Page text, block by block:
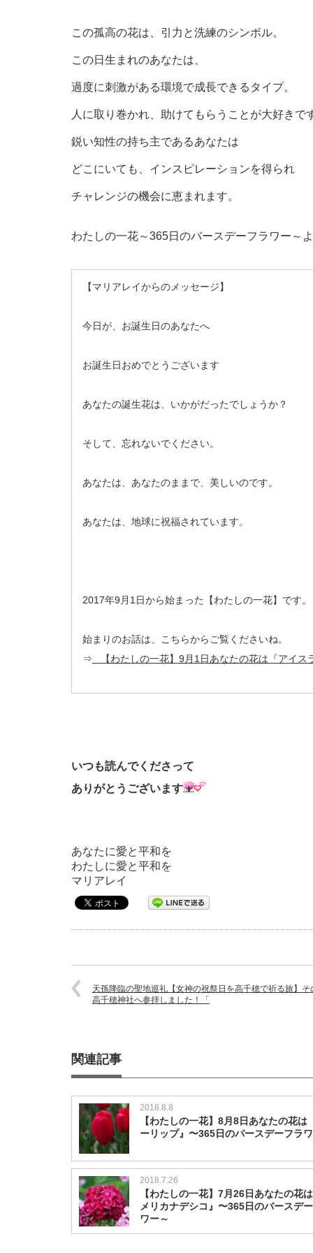
この孤高の花は、引力と洗練のシンボル。
この日生まれのあなたは、
過度に刺激がある環境で成長できるタイプ。
人に取り巻かれ、助けてもらうことが大好きで
鋭い知性の持ち主であるあなたは
どこにいても、インスピレーションを得られ
チャレンジの機会に恵まれます。
わたしの一花～365日のバースデーフラワー～
【マリアレイからのメッセージ】
今日が、お誕生日のあなたへ
お誕生日おめでとうございます
あなたの誕生花は、いかがだったでしょうか？
そして、忘れないでください。
あなたは、あなたのままで、美しいのです。
あなたは、地球に祝福されています。
2017年9月1日から始まった【わたしの一花】です。
始まりのお話は、こちらからご覧くださいね。
⇒ 【わたしの一花】9月1日あなたの花は『アイス
いつも読んでくださって
ありがとうございます
あなたに愛と平和を
わたしに愛と平和を
マリアレイ
天孫降臨の聖地巡礼【女神の祝祭日を高千穂で祈る旅】そ
高千穂神社へ参拝しました！「
関連記事
2018.8.8
【わたしの一花】8月8日あなたの花は
ーリップ』〜365日のバースデーフラ
2018.7.26
【わたしの一花】7月26日あなたの花
メリカナデシコ』〜365日のバースデ
ワー～